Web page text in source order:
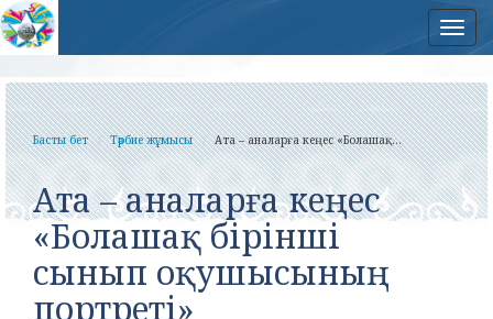
Басты бет Тәрбие жұмысы Ата – аналарға кеңес «Болашақ...
Ата – аналарға кеңес
«Болашақ бірінші
сынып оқушысының
портреті»